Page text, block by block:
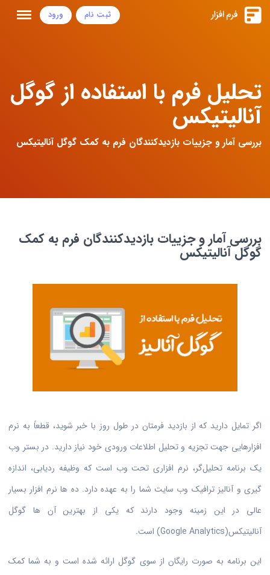
ثبت نام ورود
تحلیل فرم با استفاده از گوگل
آنالیتیکس
بررسی آمار و جزییات بازدیدکنندگان فرم به کمک گوگل آنالیتیکس
بررسی آمار و جزییات بازدیدکنندگان فرم به کمک
گوگل آنالیتیکس
اگر تمایل دارید که از بازدید فرمتان در طول روز با خبر شوید، قطعاً به نرم
افزارهایی جهت تجزیه و تحلیل اطلاعات ورودی خود نیاز دارید. در بستر وب
یک برنامه تحلیل‌گر، نرم افزاری تحت وب است که وظیفه ردیابی، اندازه
گیری و آنالیز ترافیک وب سایت شما را به عهده دارد. ده ها نرم افزار بسیار
عالی در این زمینه وجود دارند که یکی از بهترین آن ها گوگل
آنالیتیکس(Google Analytics) است.
این برنامه به صورت رایگان از سوی گوگل ارائه شده است و به شما کمک